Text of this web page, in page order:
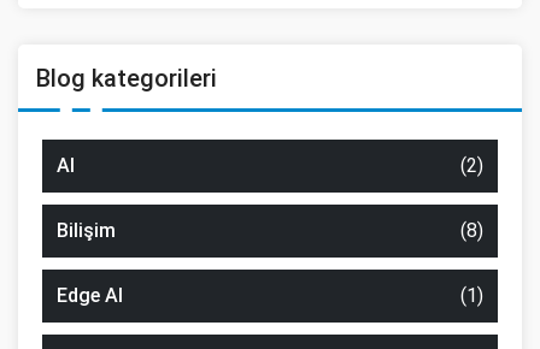
Blog kategorileri
AI (2)
Bilişim (8)
Edge AI (1)